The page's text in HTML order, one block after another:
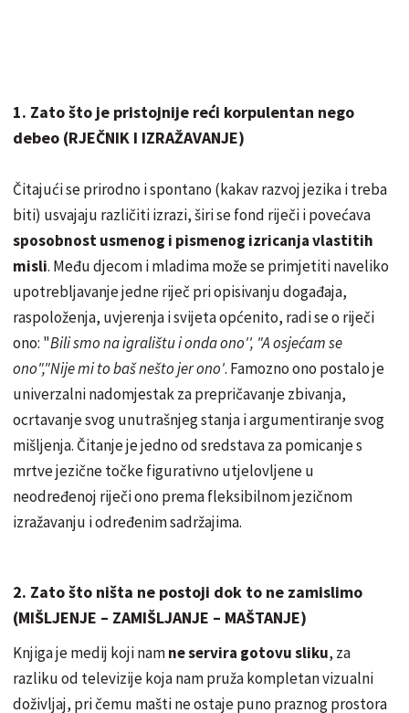
1. Zato što je pristojnije reći korpulentan nego
debeo (RJEČNIK I IZRAŽAVANJE)
Čitajući se prirodno i spontano (kakav razvoj jezika i treba
biti) usvajaju različiti izrazi, širi se fond riječi i povećava
sposobnost usmenog i pismenog izricanja vlastitih
misli. Među djecom i mladima može se primjetiti naveliko
upotrebljavanje jedne riječ pri opisivanju događaja,
raspoloženja, uvjerenja i svijeta općenito, radi se o riječi
ono: "Bili smo na igralištu i onda ono'', "A osjećam se
ono","Nije mi to baš nešto jer ono'. Famozno ono postalo je
univerzalni nadomjestak za prepričavanje zbivanja,
ocrtavanje svog unutrašnjeg stanja i argumentiranje svog
mišljenja. Čitanje je jedno od sredstava za pomicanje s
mrtve jezične točke figurativno utjelovljene u
neodređenoj riječi ono prema fleksibilnom jezičnom
izražavanju i određenim sadržajima.
2. Zato što ništa ne postoji dok to ne zamislimo
(MIŠLJENJE – ZAMIŠLJANJE – MAŠTANJE)
Knjiga je medij koji namne servira gotovu sliku, za
razliku od televizije koja nam pruža kompletan vizualni
doživljaj, pri čemu mašti ne ostaje puno praznog prostora